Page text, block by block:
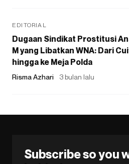
EDITORIAL
Dugaan Sindikat Prostitusi
M yang Libatkan WNA: Dari
hingga ke Meja Polda
Risma Azhari 3 bulan lalu
Subscribe so you